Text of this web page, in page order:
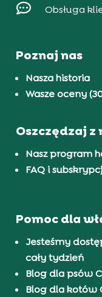
 Obsługa
Poznaj nas
Nasza historia
Wasze oceny
Oszczędzaj z
Nasz program
FAQ i
Pomoc dla
Jesteśmy
cały tydzień
Blog dla psów
Blog dla kotów